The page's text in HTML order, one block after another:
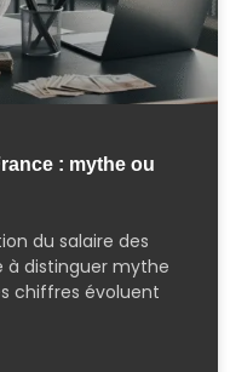
: mythe ou
du salaire des
à distinguer mythe
chiffres évoluent